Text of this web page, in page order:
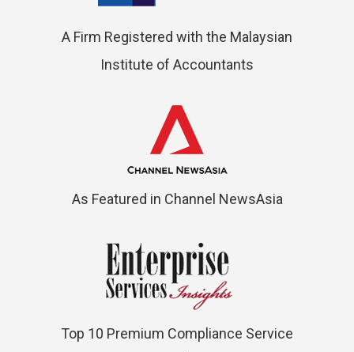
A Firm Registered with the Malaysian
Institute of Accountants
As Featured in Channel NewsAsia
Top 10 Premium Compliance Service